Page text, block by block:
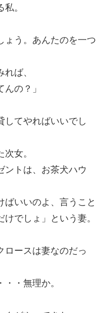
。
ょう。あんたのを一つ
ば、
んの？」
してやればいいでし
女。
ントは、お茶犬ハウ
ばいいのよ、言うこと
でしょ」という妻。
ロースは妻なのだっ
・無理か。